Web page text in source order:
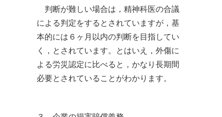
判断が難しい場合は，精神科医の合議
による判定をするとされていますが，基
本的には６ヶ月以内の判断を目指してい
く，とされています。とはいえ，外傷に
よる労災認定に比べると，かなり長期間
必要とされていることがわかります。